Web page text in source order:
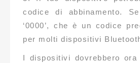
codice di abbinamento.
‘0000’, che è un codice
per molti dispositivi
I dispositivi dovrebbero ora